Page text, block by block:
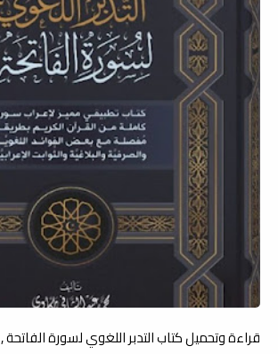
قراءة وتحميل كتاب التدبر اللغوي لسورة الفاتحة , read